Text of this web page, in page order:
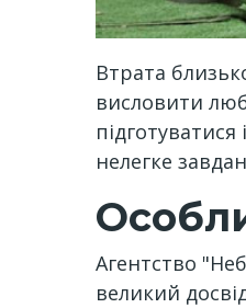
Втрата
висловити
нелегке
Агентство
великий